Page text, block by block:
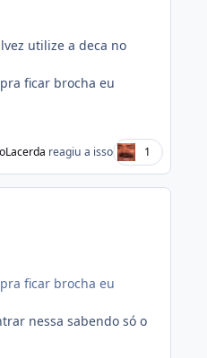
utilize a deca no
ficar brocha eu
reagiu a isso 1
ficar brocha eu
nessa sabendo só o